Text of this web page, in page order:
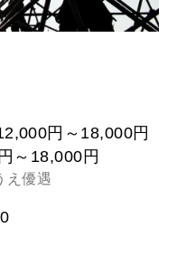
円～18,000円
～18,000円
え優遇